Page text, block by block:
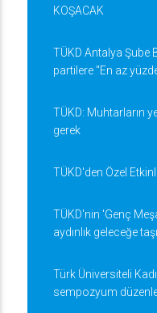
KOŞACAK
TÜKD Antalya Şube
partilere "En az
TÜKD: Muhtarların
gerek
TÜKD'den Özel
TÜKD'nin 'Genç
aydınlık geleceğe
Türk Üniversiteli
sempozyum